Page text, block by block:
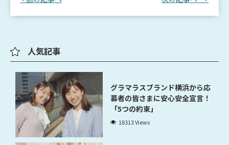
人気記事
グラマラスブランド横浜から応
募者の皆さまに安心安全宣言！
「5つの約束」
18313 Views